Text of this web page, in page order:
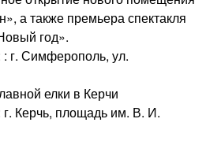
а также премьера спектакля
год».
г. Симферополь, ул.
елки в Керчи
Керчь, площадь им. В. И.